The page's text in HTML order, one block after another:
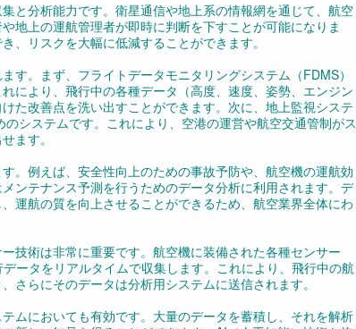
と分析能力です。衛星通信や地上系の情報網を通じて、航空
地上の運航管理者が即時に判断を下すことが可能になりま
、リスクを大幅に低減することができます。
す。まず、フライトデータモニタリングシステム（FDMS）
により、飛行中の各種データ（高度、速度、姿勢、エンジン
た改善点を洗い出すことができます。次に、地上監視システ
システムです。これにより、空港の運営や航空交通管制がス
ます。
。例えば、安全性向上のための事故予防や、航空機の運航効
ンテナンス予測を行うためのデータ分析に利用されます。デ
運航の質を向上させることができるため、航空業界全体にわ
技術は非常に重要です。航空機に装備された各種センサー
ータをリアルタイムで収集します。これにより、飛行中の航
さらにそのデータは分析用システムに送信されます。
ムにおいても有効です。大量のデータを蓄積し、それを解析